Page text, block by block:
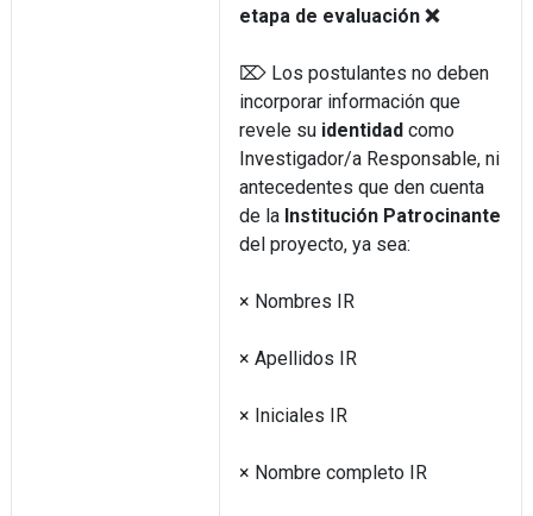
etapa de evaluación ❌
⌦ Los postulantes no deben
incorporar información que
revele su identidadcomo
Investigador/a Responsable, ni
antecedentes que den cuenta
de la Institución Patrocinante
del proyecto, ya sea:
× Nombres IR
× Apellidos IR
× Iniciales IR
× Nombre completo IR